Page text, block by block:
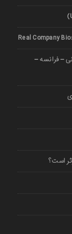
Real Company
– آلمانی – فرانسه –
است؟